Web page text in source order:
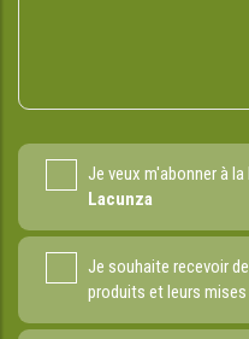
Je veux m'abonner à
Lacunza
Je souhaite recevoir
produits et leurs